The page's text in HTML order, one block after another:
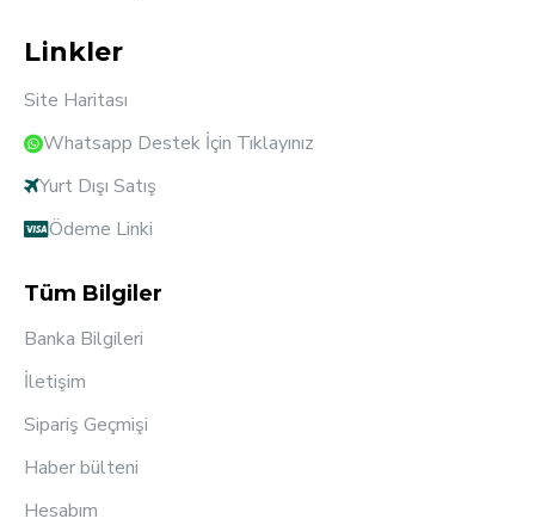
Linkler
Site Haritası
Whatsapp Destek İçin Tıklayınız
Yurt Dışı Satış
Ödeme Linki
Tüm Bilgiler
Banka Bilgileri
İletişim
Sipariş Geçmişi
Haber bülteni
Hesabım